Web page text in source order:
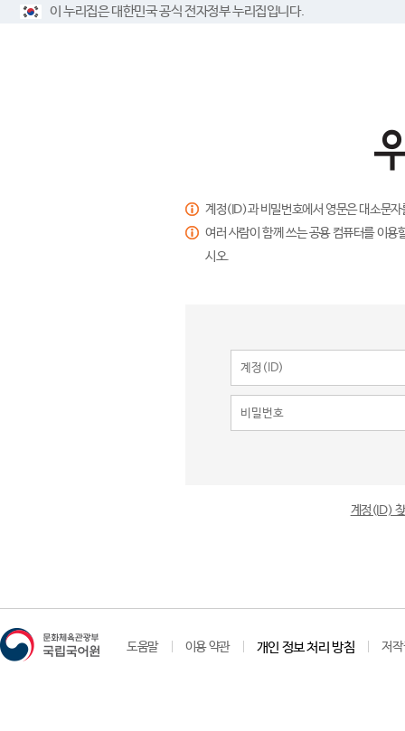
이 누리집은 대한민국 공식 전자정부 누리집입니다.
계정(ID)과 비밀번호에서 영문은 대소문
여러 사람이 함께 쓰는 공용 컴퓨터를 이
시오.
계정(ID)
도움말 이용 약관 개인 정보 처리 방침 저